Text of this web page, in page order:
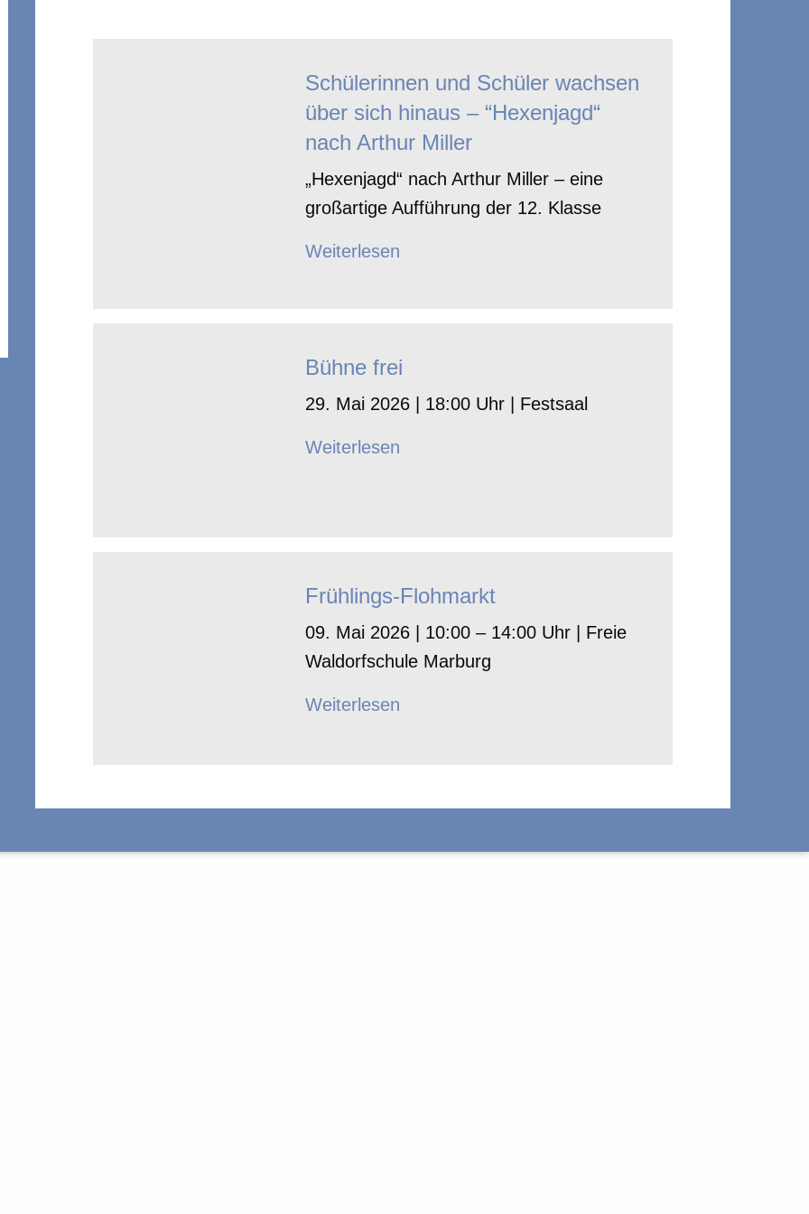
Schülerinnen und Schüler wachsen
über sich hinaus – “Hexenjagd“
nach Arthur Miller
„Hexenjagd“ nach Arthur Miller – eine
großartige Aufführung der 12. Klasse
Weiterlesen
Bühne frei
29. Mai 2026 | 18:00 Uhr | Festsaal
Weiterlesen
Frühlings-Flohmarkt
09. Mai 2026 | 10:00 – 14:00 Uhr | Freie
Waldorfschule Marburg
Weiterlesen